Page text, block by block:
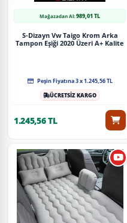
Mağazadan Al:989,01 TL
S-Dizayn Vw Taigo Krom Arka
Tampon Eşiği 2020 Üzeri A+ Kalite
Peşin Fiyatına 3 x 1.245,56 TL
ÜCRETSİZ KARGO
1.245,56 TL